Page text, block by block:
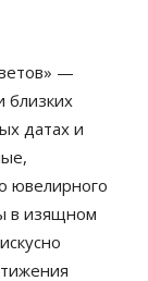
—
близких
датах и
ювелирного
в изящном